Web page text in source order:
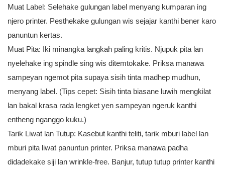
Muat Label: Selehake gulungan label menyang kumparan ing
njero printer. Pesthekake gulungan wis sejajar kanthi bener karo
panuntun kertas.
Muat Pita: Iki minangka langkah paling kritis. Njupuk pita lan
nyelehake ing spindle sing wis ditemtokake. Priksa manawa
sampeyan ngemot pita supaya sisih tinta madhep mudhun,
menyang label. (Tips cepet: Sisih tinta biasane luwih mengkilat
lan bakal krasa rada lengket yen sampeyan ngeruk kanthi
entheng nganggo kuku.)
Tarik Liwat lan Tutup: Kasebut kanthi teliti, tarik mburi label lan
mburi pita liwat panuntun printer. Priksa manawa padha
didadekake siji lan wrinkle-free. Banjur, tutup tutup printer kanthi